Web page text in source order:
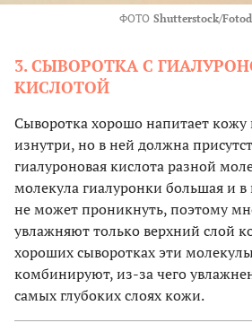
ФОТО Shutterstock/
3. СЫВОРОТКА С
КИСЛОТОЙ
Сыворотка хорошо напитает кожу
изнутри, но в ней должна
гиалуроновая кислота разной
молекула гиалуронки большая и
не может проникнуть, поэтому
увлажняют только верхний слой
хороших сыворотках эти
комбинируют, из-за чего
самых глубоких слоях кожи.